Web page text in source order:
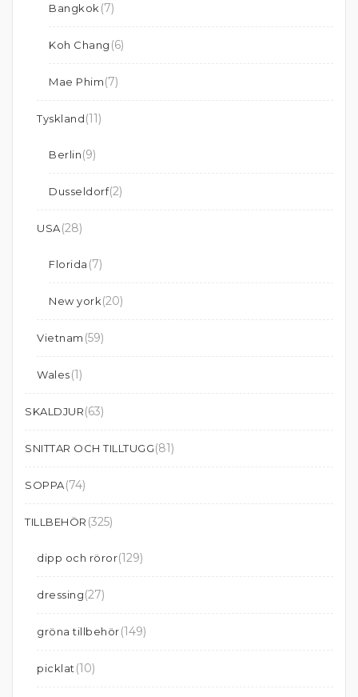
Bangkok (7)
Koh Chang (6)
Mae Phim(7)
Tyskland(11)
Berlin(9)
Dusseldorf(2)
USA(28)
Florida (7)
New york(20)
Vietnam (59)
Wales(1)
SKALDJUR(63)
SNITTAR OCH TILLTUGG(81)
SOPPA(74)
TILLBEHÖR (325)
dipp och röror(129)
dressing(27)
gröna tillbehör(149)
picklat (10)